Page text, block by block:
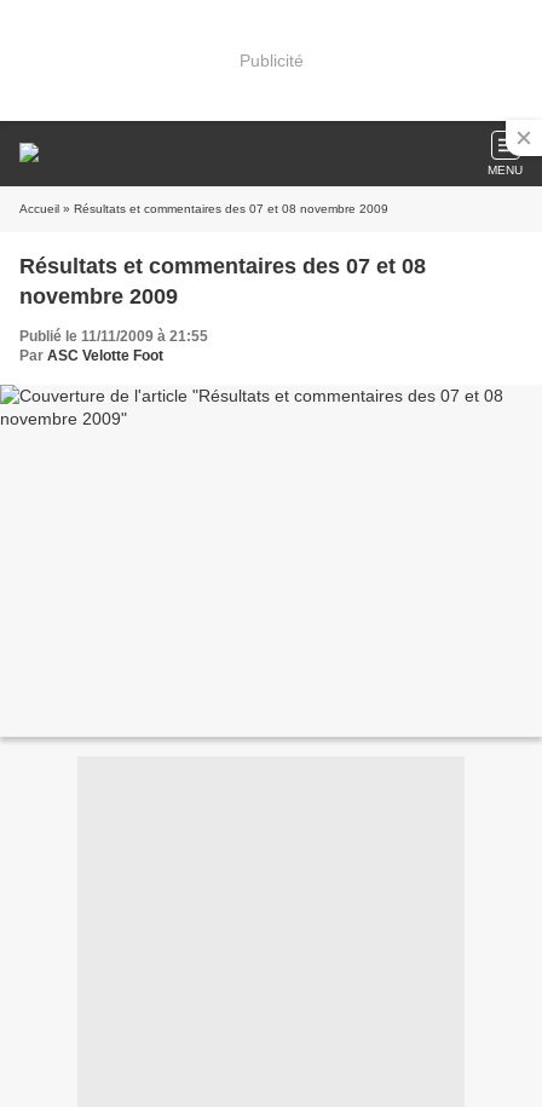
Publicité
MENU
Accueil » Résultats et commentaires des 07 et 08 novembre 2009
Résultats et commentaires des 07 et 08
novembre 2009
Publié le 11/11/2009 à 21:55
Par ASC Velotte Foot